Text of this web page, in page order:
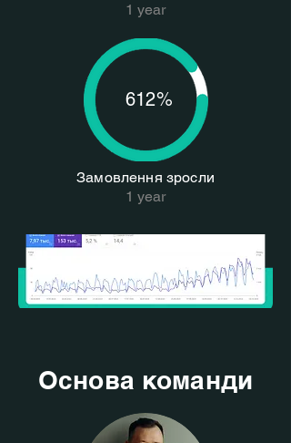
1 year
612%
Замовлення зросли
1 year
Основа команди